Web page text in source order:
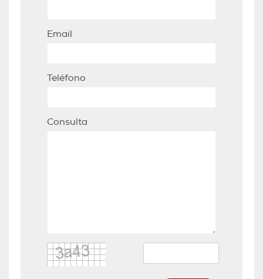
Email
Teléfono
Consulta